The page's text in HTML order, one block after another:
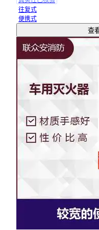
往复式
便携式
查